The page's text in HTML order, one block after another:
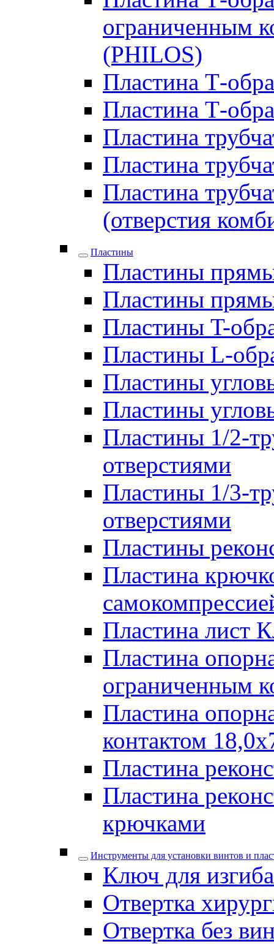
ограниченным
(PHILOS)
Пластина Т-
Пластина Т-
Пластина
Пластина
Пластина
(отверстия
Пластины
Пластины
Пластины
Пластины T-
Пластины L-
Пластины
Пластины
Пластины 1/2-
отверстиями
Пластины 1/3-
отверстиями
Пластины
Пластина
Пластина лист
Пластина
ограниченным
Пластина
контактом
Пластина
Пластина
крючками
Инструменты для установки винтов и
Ключ для
Отвертка
Отвертка без